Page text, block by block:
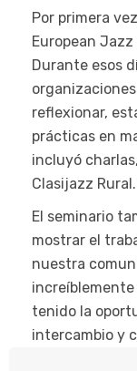
Por primera
European
Durante esos
reflexionar,
prácticas en
incluyó
Clasijazz Rural.
El seminario
mostrar el
nuestra
tenido la
intercambio y